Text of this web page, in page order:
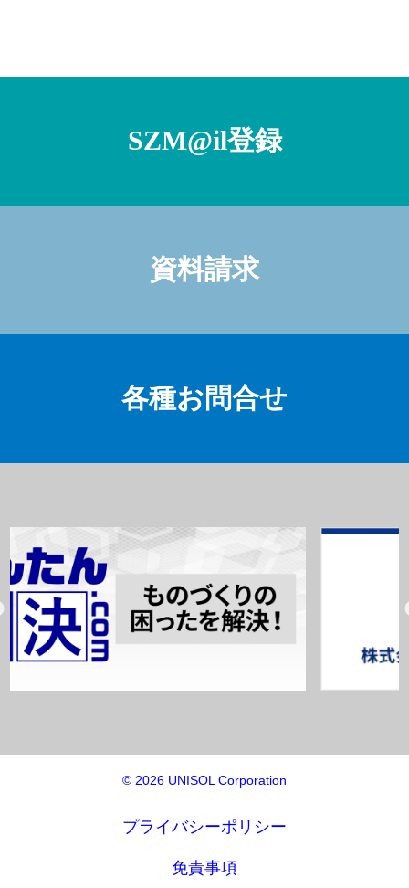
SZM@il登録
資料請求
各種お問合せ
© 2026 UNISOL Corporation
プライバシーポリシー
免責事項